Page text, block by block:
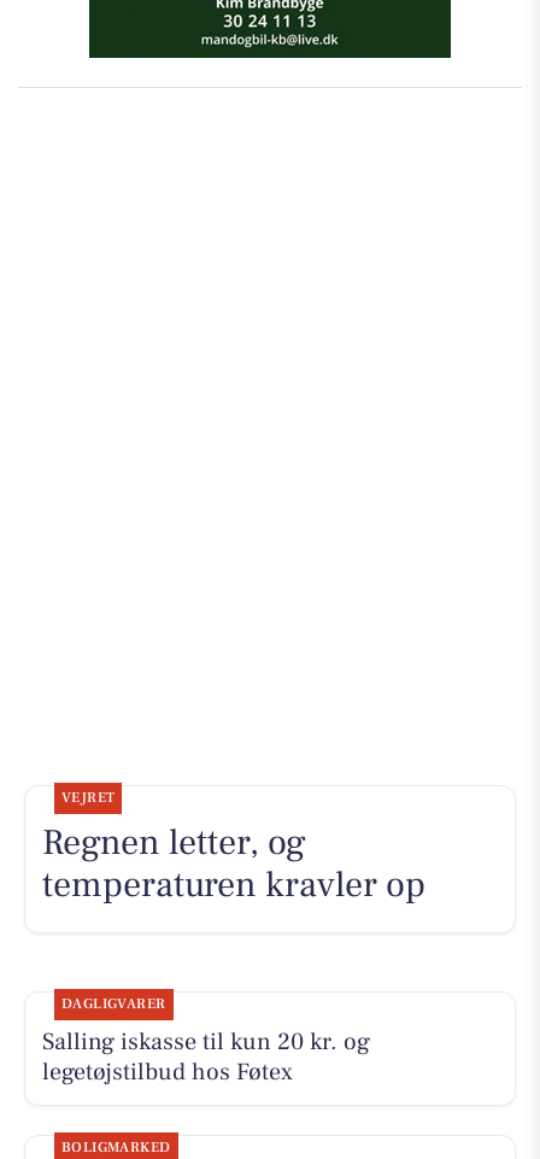
VEJRET
Regnen letter, og
temperaturen kravler op
DAGLIGVARER
Salling iskasse til kun 20 kr. og
legetøjstilbud hos Føtex
BOLIGMARKED